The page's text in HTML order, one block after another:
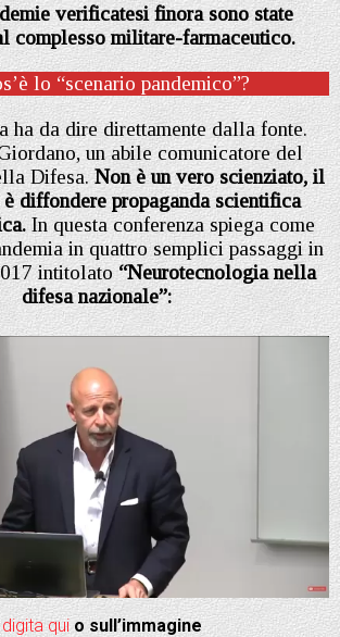
verificatesi finora sono state
complesso militare-farmaceutico.
lo “scenario pandemico”?
ha da dire direttamente dalla fonte.
un abile comunicatore del
Difesa.Non è un vero scienziato, il
è diffondere propaganda scientifica
In questa conferenza spiega come
in quattro semplici passaggi in
intitolato“Neurotecnologia nella
difesa nazionale”:
digita qui o sull’immagine